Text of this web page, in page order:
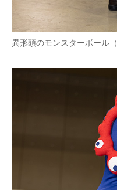
異形頭のモンスターボール（